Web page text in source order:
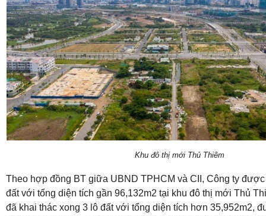
Khu đô thị mới Thủ Thiêm
Theo hợp đồng BT giữa UBND TPHCM và CII, Công ty
đất với tổng diện tích gần 96,132m2 tại khu đô thị mới Thủ
đã khai thác xong 3 lô đất với tổng diện tích hơn 35,952m2,